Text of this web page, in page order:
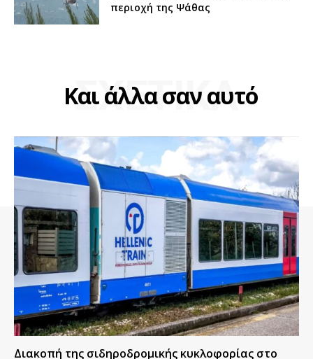
περιοχή της Ψάθας
Και άλλα σαν αυτό
ΣΧΕΤΙΚΑ
Διακοπή της σιδηροδρομικής κυκλοφορίας στο